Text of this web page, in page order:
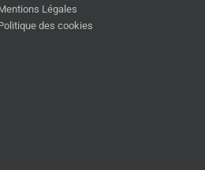
Légales
des cookies